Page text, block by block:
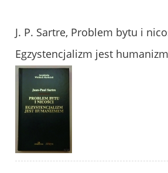
J. P. Sartre, Problem bytu i
Egzystencjalizm jest